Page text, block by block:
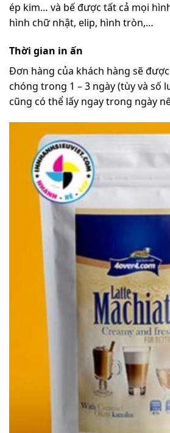
ép kim… và bế được tất cả mọi
hình chữ nhật, elip, hình tròn,…
Thời gian in ấn
Đơn hàng của khách hàng sẽ
chóng trong 1 – 3 ngày (tùy và số
cũng có thể lấy ngay trong ngày